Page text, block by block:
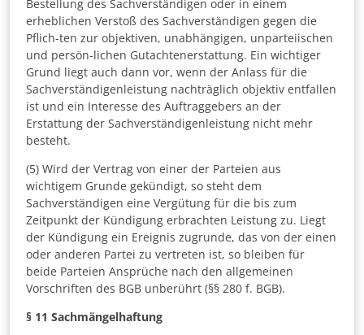
Bestellung des Sachverständigen oder in einem
erheblichen Verstoß des Sachverständigen gegen die
Pflich-ten zur objektiven, unabhängigen, unparteiischen
und persön-lichen Gutachtenerstattung. Ein wichtiger
Grund liegt auch dann vor, wenn der Anlass für die
Sachverständigenleistung nachträglich objektiv entfallen
ist und ein Interesse des Auftraggebers an der
Erstattung der Sachverständigenleistung nicht mehr
besteht.
(5) Wird der Vertrag von einer der Parteien aus
wichtigem Grunde gekündigt, so steht dem
Sachverständigen eine Vergütung für die bis zum
Zeitpunkt der Kündigung erbrachten Leistung zu. Liegt
der Kündigung ein Ereignis zugrunde, das von der einen
oder anderen Partei zu vertreten ist, so bleiben für
beide Parteien Ansprüche nach den allgemeinen
Vorschriften des BGB unberührt (§§ 280 f. BGB).
§ 11 Sachmängelhaftung